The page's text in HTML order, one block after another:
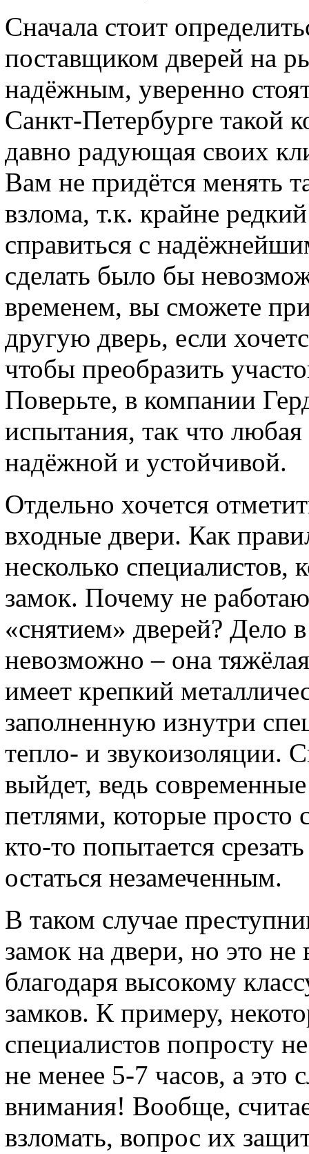
Сначала стоит
поставщиком дверей на
надёжным, уверенно
Санкт-Петербурге такой
давно радующая своих
Вам не придётся менять
взлома, т.к. крайне
справиться с
сделать было бы
временем, вы сможете
другую дверь, если
чтобы преобразить
Поверьте, в компании
испытания, так что любая
надёжной и устойчивой.
Отдельно хочется
входные двери. Как
несколько специалистов,
замок. Почему не
«снятием» дверей? Дело
невозможно – она
имеет крепкий
заполненную изнутри
тепло- и звукоизоляции.
выйдет, ведь
петлями, которые
кто-то попытается
остаться незамеченным.
В таком случае
замок на двери, но это не
благодаря высокому
замков. К примеру,
специалистов попросту
не менее 5-7 часов, а это
внимания! Вообще,
взломать, вопрос их